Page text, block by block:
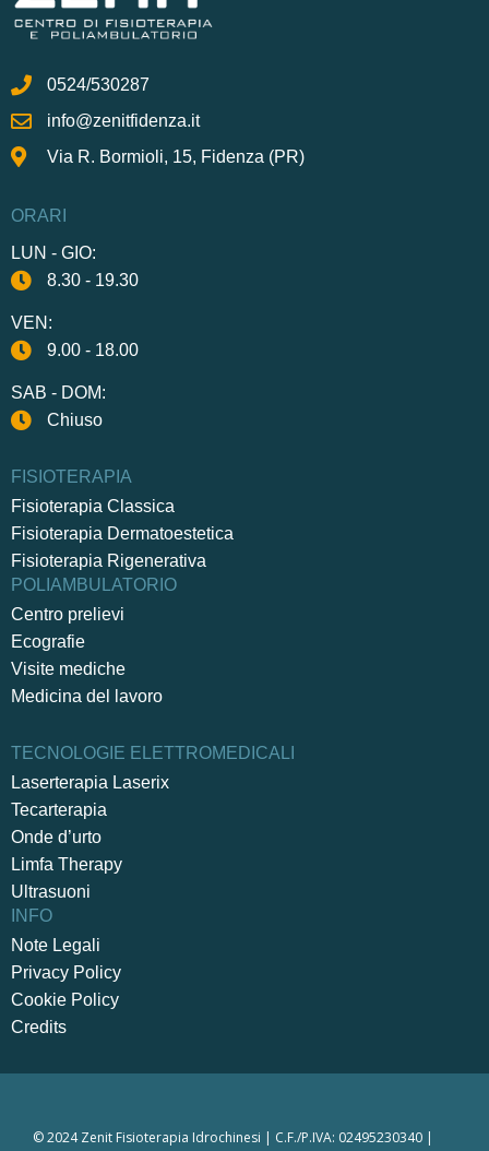
0524/530287
info@zenitfidenza.it
Via R. Bormioli, 15, Fidenza (PR)
ORARI
LUN - GIO:
8.30 - 19.30
VEN:
9.00 - 18.00
SAB - DOM:
Chiuso
FISIOTERAPIA
Fisioterapia Classica
Fisioterapia Dermatoestetica
Fisioterapia Rigenerativa
POLIAMBULATORIO
Centro prelievi
Ecografie
Visite mediche
Medicina del lavoro
TECNOLOGIE ELETTROMEDICALI
Laserterapia Laserix
Tecarterapia
Onde d’urto
Limfa Therapy
Ultrasuoni
INFO
Note Legali
Privacy Policy
Cookie Policy
Credits
© 2024 Zenit Fisioterapia Idrochinesi | C.F./P.IVA: 02495230340 |